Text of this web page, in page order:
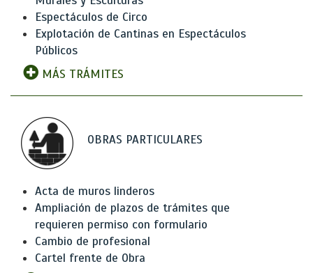
Espectáculos de Circo
Explotación de Cantinas en Espectáculos
Públicos
MÁS TRÁMITES
OBRAS PARTICULARES
Acta de muros linderos
Ampliación de plazos de trámites que
requieren permiso con formulario
Cambio de profesional
Cartel frente de Obra